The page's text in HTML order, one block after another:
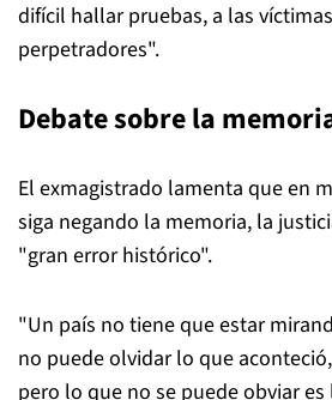
difícil hallar pruebas, a las
perpetradores".
Debate sobre la
El exmagistrado lamenta que en
siga negando la memoria, la
"gran error histórico".
"Un país no tiene que estar
no puede olvidar lo que
pero lo que no se puede obviar